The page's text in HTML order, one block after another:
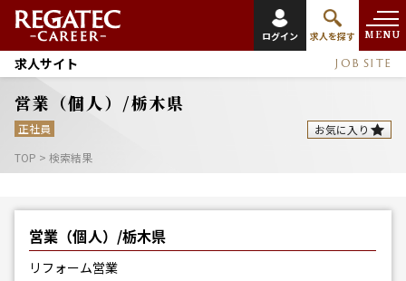
ログイン 求人を探す MENU
求人サイト JOB SITE
営業（個人）/栃木県
正社員
お気に入り
TOP > 検索結果
営業（個人）/栃木県
リフォーム営業